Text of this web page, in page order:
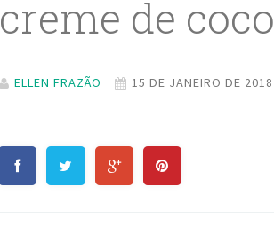
creme de coco
ELLEN FRAZÃO 15 DE JANEIRO DE 2018